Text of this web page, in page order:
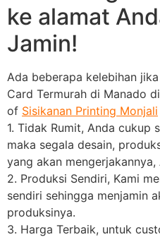
ke alamat
Jamin!
Ada beberapa kelebihan
Card Termurah di Manado
of Sisikanan Printing Monjali
1. Tidak Rumit, Anda cukup
maka segala desain,
yang akan
2. Produksi Sendiri, Kami
sendiri sehingga menjamin
produksinya.
3. Harga Terbaik, untuk